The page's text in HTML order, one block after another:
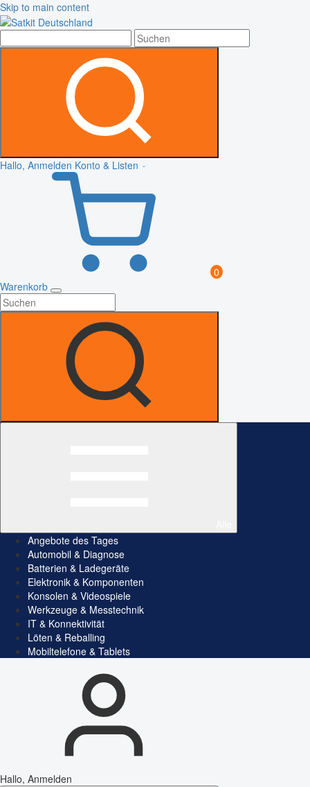
Skip to main content
Hallo, Anmelden Konto & Listen
0
Warenkorb
Angebote des Tages
Automobil & Diagnose
Batterien & Ladegeräte
Elektronik & Komponenten
Konsolen & Videospiele
Werkzeuge & Messtechnik
IT & Konnektivität
Löten & Reballing
Mobiltelefone & Tablets
Hallo, Anmelden